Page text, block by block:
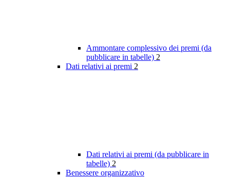
Ammontare complessivo dei premi (da
pubblicare in tabelle) 2
Dati relativi ai premi 2
Dati relativi ai premi (da pubblicare in
tabelle) 2
Benessere organizzativo